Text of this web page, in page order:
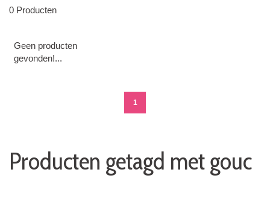
0 Producten
Geen producten
gevonden!...
1
Producten getagd met gouc